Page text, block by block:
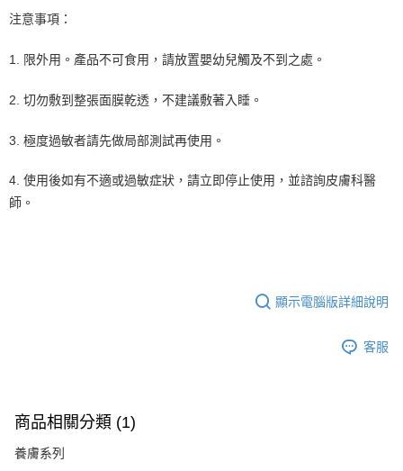
注意事項：
1. 限外用。產品不可食用，請放置嬰幼兒觸及不到之處。
2. 切勿敷到整張面膜乾透，不建議敷著入睡。
3. 極度過敏者請先做局部測試再使用。
4. 使用後如有不適或過敏症狀，請立即停止使用，並諮詢皮膚科醫
師。
顯示電腦版詳細說明
客服
商品相關分類 (1)
養膚系列